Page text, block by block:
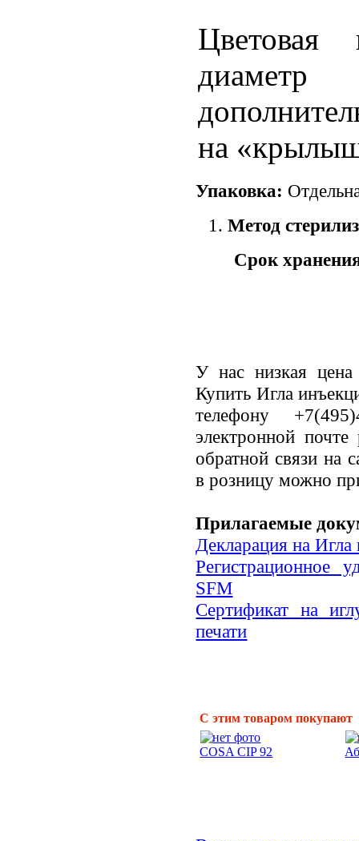
Цветовая
на
Упаковка:
Метод
Срок
У нас низкая
Купить Игла
телефону
электронной
обратной связи на
в розницу можно
Прилагаемые
Декларация на
Регистрационное
SFM
Сертификат на
печати
С этим товаром покупают
COSA CIP 92